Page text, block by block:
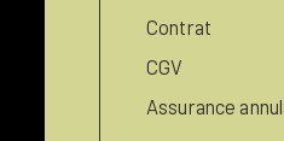
Contrat
CGV
Assurance